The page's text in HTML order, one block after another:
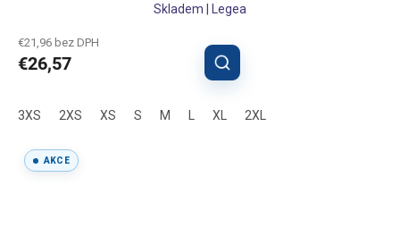
Skladem | Legea
€21,96 bez DPH
€26,57
3XS 2XS XS S M L XL 2XL
AKCE